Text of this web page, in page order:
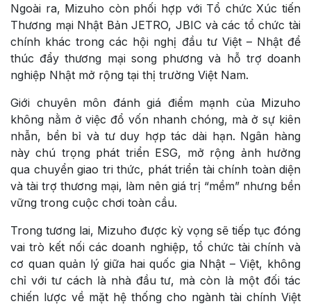
Ngoài ra, Mizuho còn phối hợp với Tổ chức Xúc tiến
Thương mại Nhật Bản JETRO, JBIC và các tổ chức tài
chính khác trong các hội nghị đầu tư Việt – Nhật để
thúc đẩy thương mại song phương và hỗ trợ doanh
nghiệp Nhật mở rộng tại thị trường Việt Nam.
Giới chuyên môn đánh giá điểm mạnh của Mizuho
không nằm ở việc đổ vốn nhanh chóng, mà ở sự kiên
nhẫn, bền bỉ và tư duy hợp tác dài hạn. Ngân hàng
này chú trọng phát triển ESG, mở rộng ảnh hưởng
qua chuyển giao tri thức, phát triển tài chính toàn diện
và tài trợ thương mại, làm nên giá trị “mềm” nhưng bền
vững trong cuộc chơi toàn cầu.
Trong tương lai, Mizuho được kỳ vọng sẽ tiếp tục đóng
vai trò kết nối các doanh nghiệp, tổ chức tài chính và
cơ quan quản lý giữa hai quốc gia Nhật – Việt, không
chỉ với tư cách là nhà đầu tư, mà còn là một đối tác
chiến lược về mặt hệ thống cho ngành tài chính Việt